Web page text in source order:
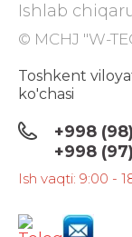
Ishlab
© MCHJ "W-
Toshkent
ko'chasi
+998
+998
Ish vaqti: 9:00 -